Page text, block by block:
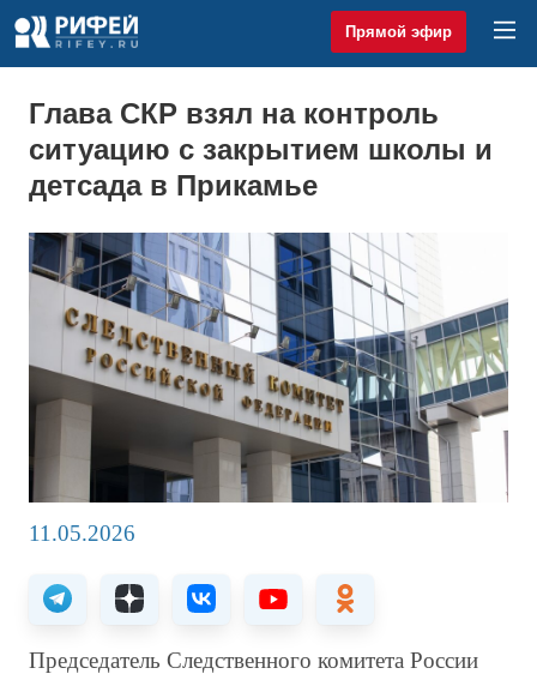
Прямой эфир
Глава СКР взял на контроль
ситуацию с закрытием школы и
детсада в Прикамье
11.05.2026
Председатель Следственного комитета России